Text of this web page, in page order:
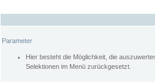
Parameter
Hier besteht die Möglichkeit, die
Selektionen im Menü zurückgesetzt.